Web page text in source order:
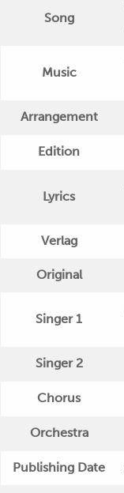
Song
Music
Arrangement
Edition
Lyrics
Verlag
Original
Singer 1
Singer 2
Chorus
Orchestra
Publishing Date